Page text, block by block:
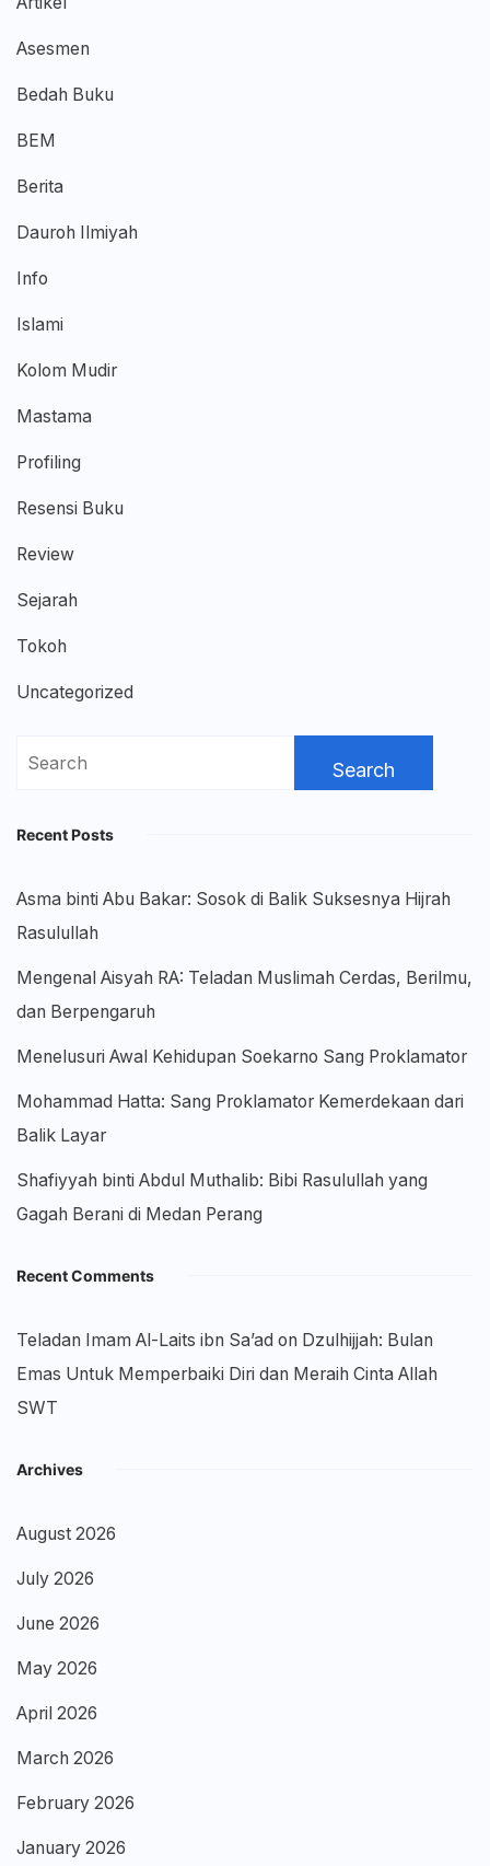
Asesmen
Bedah Buku
BEM
Berita
Dauroh Ilmiyah
Info
Islami
Kolom Mudir
Mastama
Profiling
Resensi Buku
Review
Sejarah
Tokoh
Uncategorized
Search
Recent Posts
Asma binti Abu Bakar: Sosok di Balik Suksesnya Hijrah
Rasulullah
Mengenal Aisyah RA: Teladan Muslimah Cerdas, Berilmu,
dan Berpengaruh
Menelusuri Awal Kehidupan Soekarno Sang Proklamator
Mohammad Hatta: Sang Proklamator Kemerdekaan dari
Balik Layar
Shafiyyah binti Abdul Muthalib: Bibi Rasulullah yang
Gagah Berani di Medan Perang
Recent Comments
Teladan Imam Al-Laits ibn Sa’ad on Dzulhijjah: Bulan
Emas Untuk Memperbaiki Diri dan Meraih Cinta Allah
SWT
Archives
August 2026
July 2026
June 2026
May 2026
April 2026
March 2026
February 2026
January 2026